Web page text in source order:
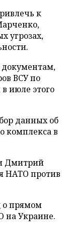
к
угрозах,
документам,
ВСУ по
июле этого
данных об
комплекса в
Дмитрий
НАТО против
о прямом
на Украине.